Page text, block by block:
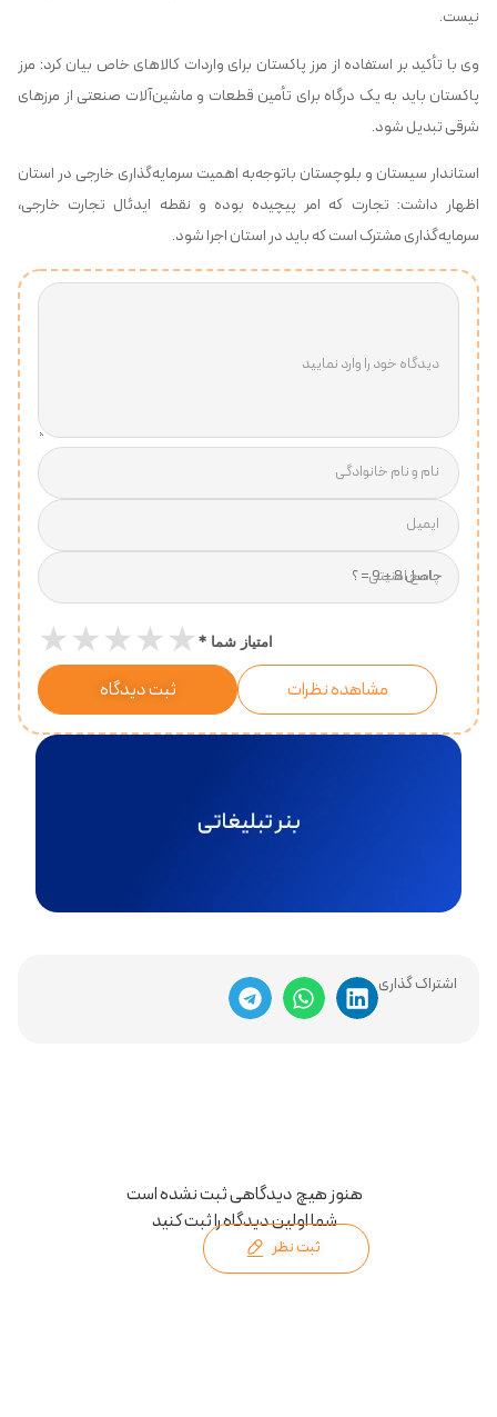
دیدگاه خود را وارد نمایید
نام و نام خانوادگی
ایمیل
پاسخ امنیتی
امتیاز شما *
★★★★★
ثبت دیدگاه مشاهده نظرات
اشتراک گذاری
نیست.
وی با تأکید بر استفاده از مرز پاکستان برای واردات کالاهای خاص بیان کرد: مرز
پاکستان باید به یک درگاه برای تأمین قطعات و ماشین‌آلات صنعتی از مرزهای
شرقی تبدیل شود.
استاندار سیستان و بلوچستان باتوجه‌به اهمیت سرمایه‌گذاری خارجی در استان
اظهار داشت: تجارت که امر پیچیده بوده و نقطه ایدئال تجارت خارجی،
سرمایه‌گذاری مشترک است که باید در استان اجرا شود.
هنوز هیچ دیدگاهی ثبت نشده است
شما اولین دیدگاه را ثبت کنید
ثبت نظر